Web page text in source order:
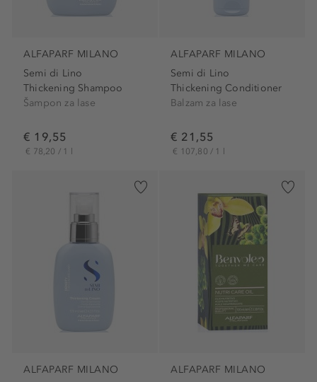
ALFAPARF MILANO
Semi di Lino
Thickening Shampoo
Šampon za lase
€ 19,55
€ 78,20 / 1 l
ALFAPARF MILANO
Semi di Lino
Thickening Conditioner
Balzam za lase
€ 21,55
€ 107,80 / 1 l
ALFAPARF MILANO
ALFAPARF MILANO